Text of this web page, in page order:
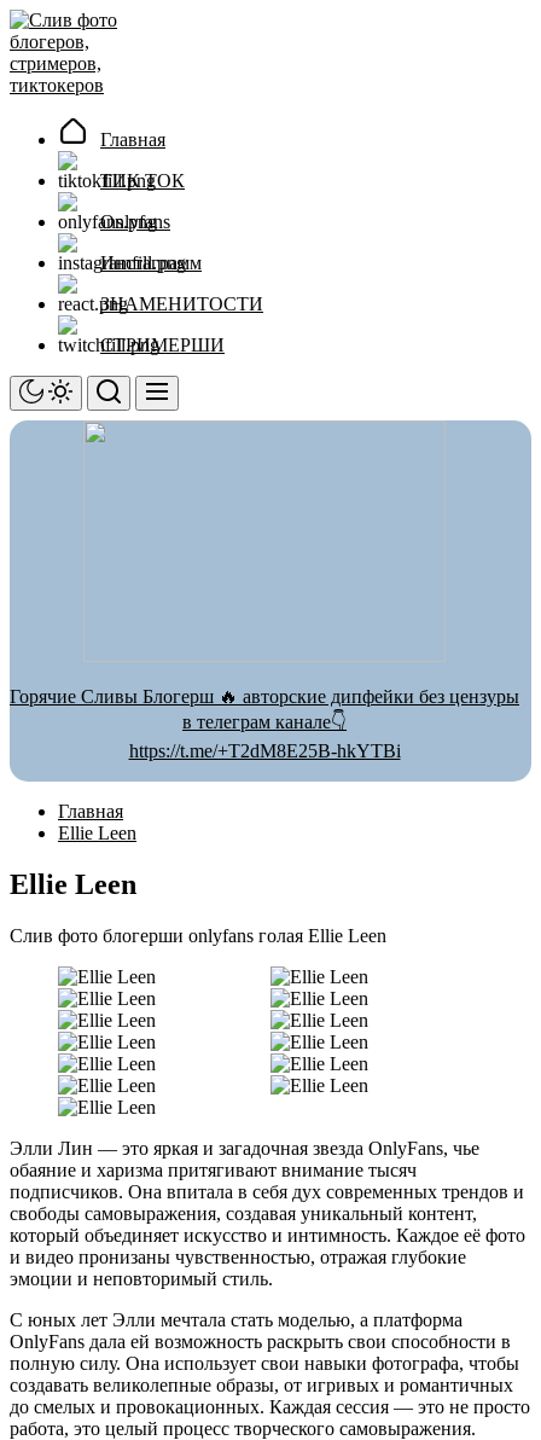
Перейти
к
содержимому
Главная
ТИК ТОК
Onlyfans
Инстаграмм
ЗНАМЕНИТОСТИ
СТРИМЕРШИ
Горячие Сливы Блогерш 🔥 авторские дипфейки без цензуры
в телеграм канале👇
https://t.me/+T2dM8E25B-hkYTBi
Главная
Ellie Leen
Ellie Leen
Слив фото блогерши onlyfans голая Ellie Leen
Элли Лин — это яркая и загадочная звезда OnlyFans, чье
обаяние и харизма притягивают внимание тысяч
подписчиков. Она впитала в себя дух современных трендов и
свободы самовыражения, создавая уникальный контент,
который объединяет искусство и интимность. Каждое её фото
и видео пронизаны чувственностью, отражая глубокие
эмоции и неповторимый стиль.
С юных лет Элли мечтала стать моделью, а платформа
OnlyFans дала ей возможность раскрыть свои способности в
полную силу. Она использует свои навыки фотографа, чтобы
создавать великолепные образы, от игривых и романтичных
до смелых и провокационных. Каждая сессия — это не просто
работа, это целый процесс творческого самовыражения.